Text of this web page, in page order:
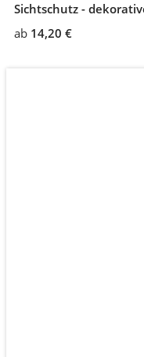
Sichtschutz -
ab 14,20 €